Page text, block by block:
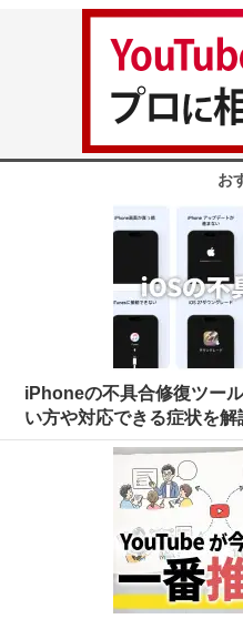
お
iPhoneの不具合修復ツー
い方や対応できる症状を解